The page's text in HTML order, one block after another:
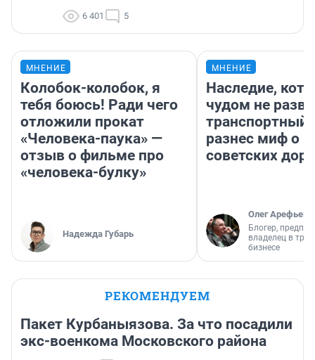
6 401 5
МНЕНИЕ
Колобок-колобок, я
тебя боюсь! Ради чего
отложили прокат
«Человека-паука» —
отзыв о фильме про
«человека-булку»
Надежда Губарь
МНЕНИЕ
Наследие,
чудом не
транспортный
разнес миф о
советских
Олег Арефьев
Блогер,
владелец в
бизнесе
РЕКОМЕНДУЕМ
Пакет Курбаныязова. За что посадили
экс-военкома Московского района